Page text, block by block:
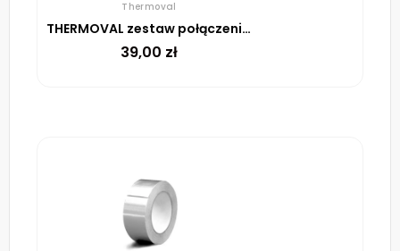
Thermoval
THERMOVAL zestaw połączeniowo-zakończeniowy do przewodów ELSR
39,00 zł